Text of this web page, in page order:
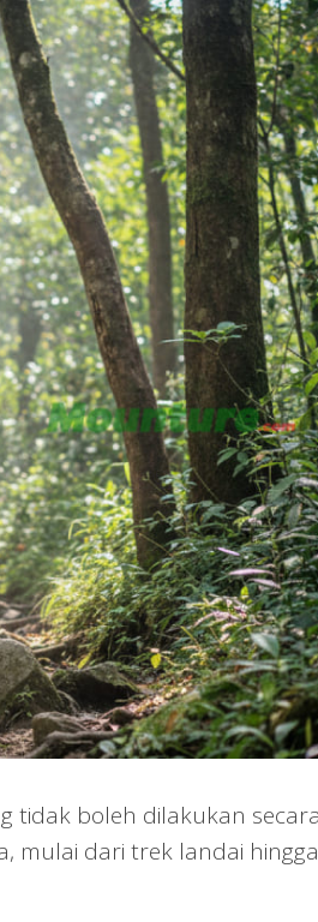
tidak boleh dilakukan
mulai dari trek landai hingga